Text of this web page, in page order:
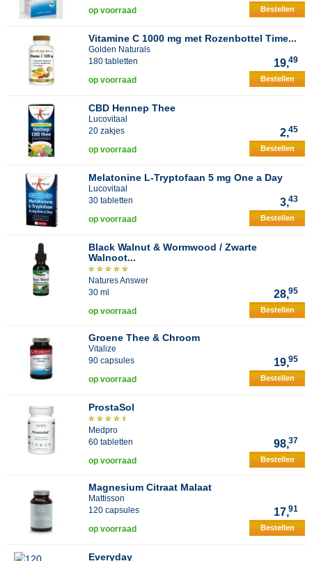
op voorraad Bestellen
Vitamine C 1000 mg met Rozenbottel Time...
Golden Naturals
180 tabletten
19,49
op voorraad Bestellen
CBD Hennep Thee
Lucovitaal
20 zakjes
2,45
op voorraad Bestellen
Melatonine L-Tryptofaan 5 mg One a Day
Lucovitaal
30 tabletten
3,43
op voorraad Bestellen
Black Walnut & Wormwood / Zwarte
Walnoot...
Natures Answer
30 ml
28,95
op voorraad Bestellen
Groene Thee & Chroom
Vitalize
90 capsules
19,95
op voorraad Bestellen
ProstaSol
Medpro
60 tabletten
98,37
op voorraad Bestellen
Magnesium Citraat Malaat
Mattisson
120 capsules
17,91
op voorraad Bestellen
Everyday